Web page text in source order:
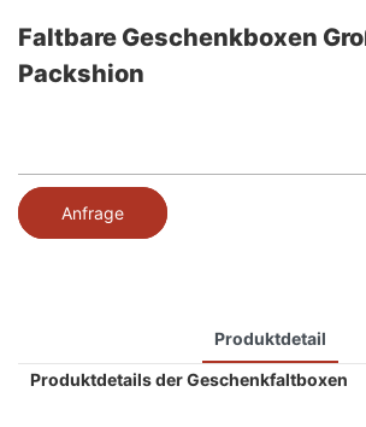
Faltbare Geschenkboxen
Packshion
Anfrage
Produktdetail
Produktdetails der Geschenkfaltboxen